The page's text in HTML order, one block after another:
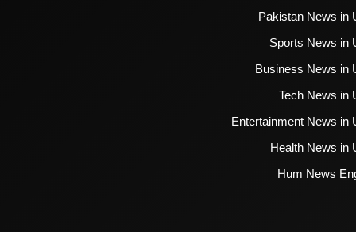
Pakistan News in
Sports News in
Business News in
Tech News in
Entertainment News in
Health News in
Hum News